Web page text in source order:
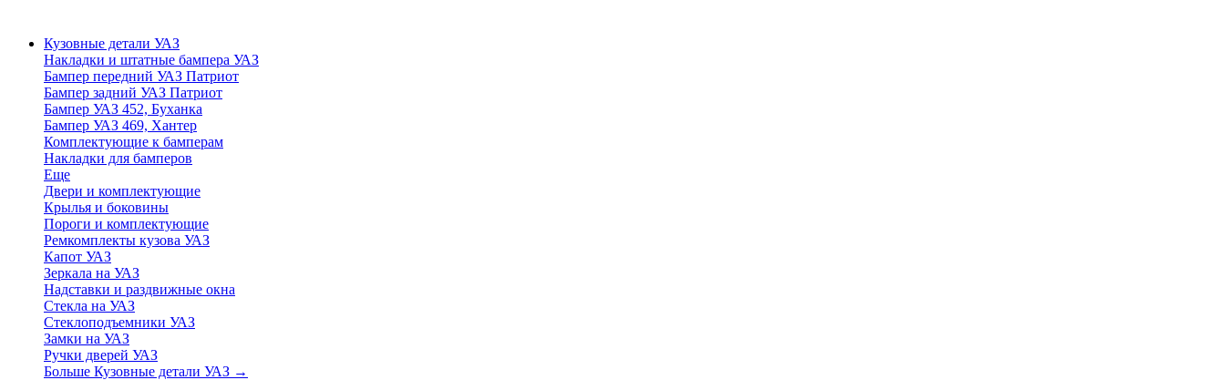
Кузовные детали УАЗ
Накладки и штатные бампера УАЗ
Бампер передний УАЗ Патриот
Бампер задний УАЗ Патриот
Бампер УАЗ 452, Буханка
Бампер УАЗ 469, Хантер
Комплектующие к бамперам
Накладки для бамперов
Еще
Двери и комплектующие
Крылья и боковины
Пороги и комплектующие
Ремкомплекты кузова УАЗ
Капот УАЗ
Зеркала на УАЗ
Надставки и раздвижные окна
Стекла на УАЗ
Стеклоподъемники УАЗ
Замки на УАЗ
Ручки дверей УАЗ
Больше Кузовные детали УАЗ →